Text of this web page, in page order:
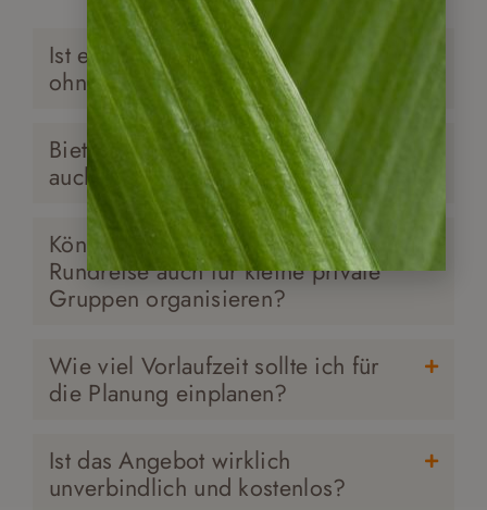
Ist eine individuelle Rundreise auch
ohne
Bieten Sie individuelle Rundreisen
auch für Familien mit Kindern an?
Können Sie eine individuelle
Rundreise auch für kleine private
Gruppen organisieren?
Wie viel Vorlaufzeit sollte ich für
die Planung einplanen?
Ist das Angebot wirklich
unverbindlich und kostenlos?